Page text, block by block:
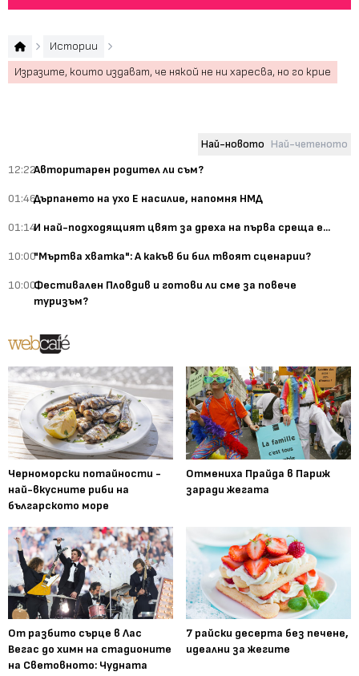
Истории
Изразите, които издават, че някой не ни харесва, но го крие
Най-новото Най-четеното
12:22Авторитарен родител ли съм?
01:46Дърпането на ухо Е насилие, напомня НМД
01:14И най-подходящият цвят за дреха на първа среща е...
10:00"Мъртва хватка": А какъв би бил твоят сценарии?
10:00Фестивален Пловдив и готови ли сме за повече
туризъм?
Черноморски потайности -
най-вкусните риби на
българското море
Отмениха Прайда в Париж
заради жегата
От разбито сърце в Лас
Вегас до химн на стадионите
на Световното: Чудната
7 райски десерта без печене,
идеални за жегите